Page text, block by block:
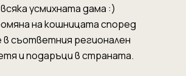
усмихната дама :)
на кошницата според
съответния регионален
и подаръци в страната.